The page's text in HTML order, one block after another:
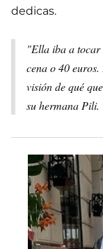
dedicas.
"Ella iba a tocar
cena o 40
visión de qué
su hermana Pili.